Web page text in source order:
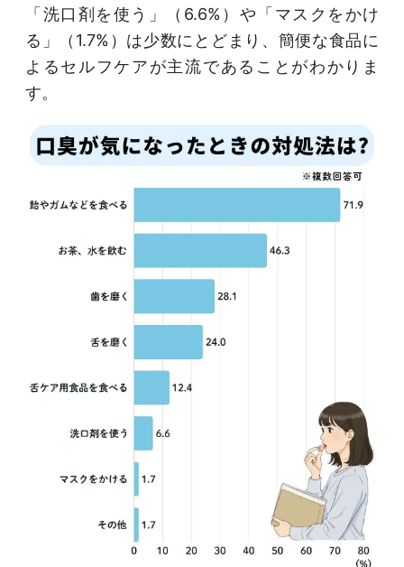
「洗口剤を使う」（6.6%）や「マスクをかけ
る」（1.7%）は少数にとどまり、簡便な食品に
よるセルフケアが主流であることがわかりま
す。